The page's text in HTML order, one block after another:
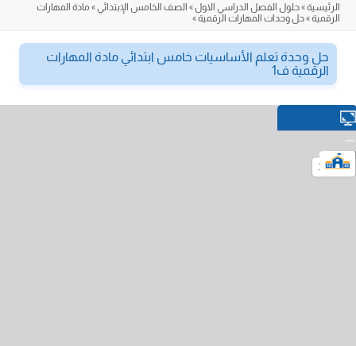
الرئيسية»حلول الفصل الدراسي الاول» الصف الخامس الإبتدائي» مادة المهارات
الرقمية»حل وحدات المهارات الرقمية»
حل وحدة تعلم الأساسيات خامس ابتدائي مادة المهارات
الرقمية ف1